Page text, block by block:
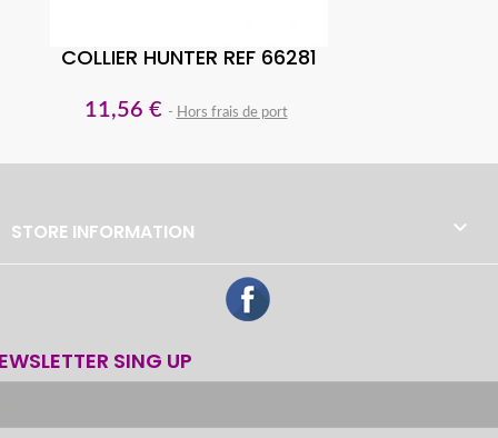
COLLIER HUNTER REF 66281
11,56 € Hors frais de port
STORE INFORMATION 
SING UP